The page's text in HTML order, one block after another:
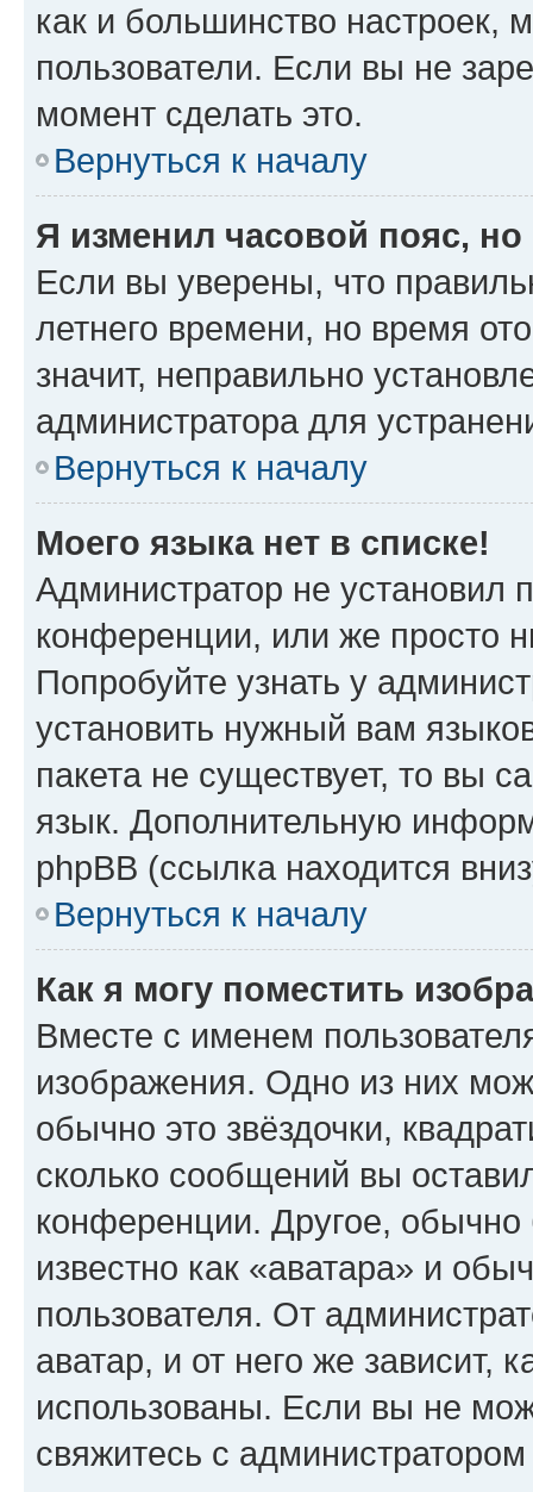
как и большинство настроек,
пользователи. Если вы не
момент сделать это.
Вернуться к началу
Я изменил часовой пояс,
Если вы уверены, что
летнего времени, но время
значит, неправильно
администратора для
Вернуться к началу
Моего языка нет в списке!
Администратор не установил
конференции, или же просто
Попробуйте узнать у
установить нужный вам
пакета не существует, то вы
язык. Дополнительную
phpBB (ссылка находится
Вернуться к началу
Как я могу поместить
Вместе с именем
изображения. Одно из них
обычно это звёздочки,
сколько сообщений вы
конференции. Другое,
известно как «аватара» и
пользователя. От
аватар, и от него же зависит,
использованы. Если вы не
свяжитесь с